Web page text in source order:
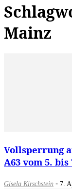
Mainz
Vollsperrung
A63 vom 5.
Gisela Kirschstein - 7.